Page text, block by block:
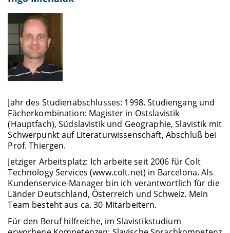
Jahr des Studienabschlusses: 1998. Studiengang und
Fächerkombination: Magister in Ostslavistik
(Hauptfach), Südslavistik und Geographie, Slavistik mit
Schwerpunkt auf Literaturwissenschaft, Abschluß bei
Prof. Thiergen.
Jetziger Arbeitsplatz: Ich arbeite seit 2006 für Colt
Technology Services (www.colt.net) in Barcelona. Als
Kundenservice-Manager bin ich verantwortlich für die
Länder Deutschland, Österreich und Schweiz. Mein
Team besteht aus ca. 30 Mitarbeitern.
Für den Beruf hilfreiche, im Slavistikstudium